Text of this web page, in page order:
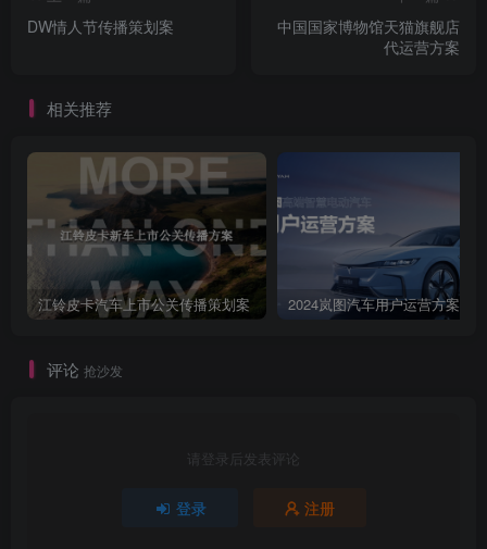
DW情人节传播策划案
中国国家博物馆天猫旗舰店
代运营方案
相关推荐
江铃皮卡汽车上市公关传播策划案 2024岚图汽车用户运营方案
评论 抢沙发
请登录后发表评论
登录 注册